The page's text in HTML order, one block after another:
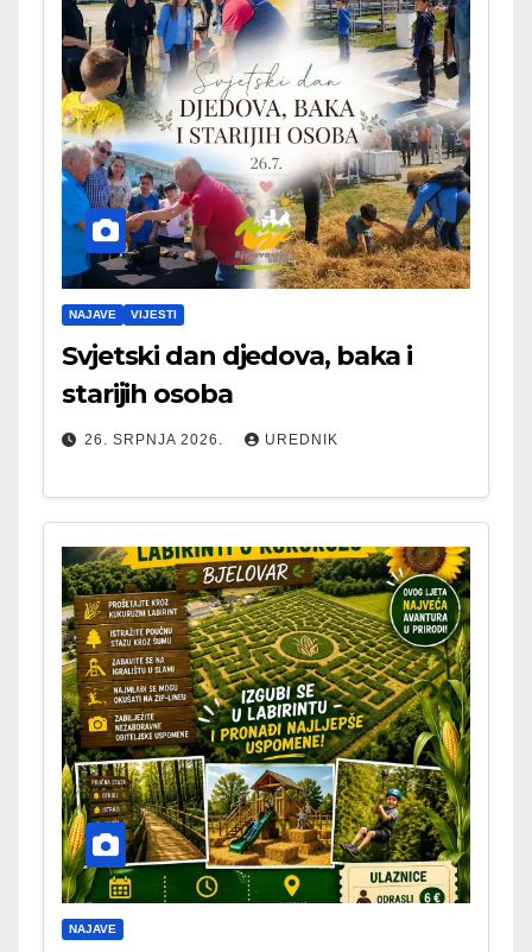
NAJAVE VIJESTI
Svjetski dan djedova, baka i
starijih osoba
26. SRPNJA 2026. UREDNIK
NAJAVE